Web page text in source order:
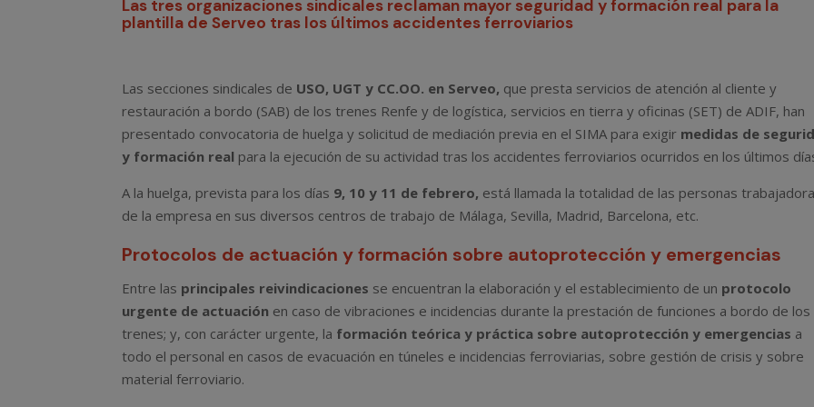
Las tres organizaciones sindicales reclaman mayor seguridad y formación real para la
plantilla de Serveo tras los últimos accidentes ferroviarios
Las secciones sindicales de USO, UGT y CC.OO. en Serveo, que presta servicios de atención al cliente y
restauración a bordo (SAB) de los trenes Renfe y de logística, servicios en tierra y oficinas (SET) de ADIF, han
presentado convocatoria de huelga y solicitud de mediación previa en el SIMA para exigir medidas de
y formación real para la ejecución de su actividad tras los accidentes ferroviarios ocurridos en los últimos
A la huelga, prevista para los días 9, 10 y 11 de febrero, está llamada la totalidad de las personas
de la empresa en sus diversos centros de trabajo de Málaga, Sevilla, Madrid, Barcelona, etc.
Protocolos de actuación y formación sobre autoprotección y emergencias
Entre las principales reivindicaciones se encuentran la elaboración y el establecimiento de un protocolo
urgente de actuación en caso de vibraciones e incidencias durante la prestación de funciones a bordo de los
trenes; y, con carácter urgente, la formación teórica y práctica sobre autoprotección y emergencias a
todo el personal en casos de evacuación en túneles e incidencias ferroviarias, sobre gestión de crisis y sobre
material ferroviario.